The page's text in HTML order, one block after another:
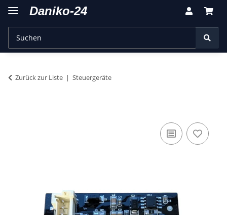
Zurück zur Liste Steuergeräte